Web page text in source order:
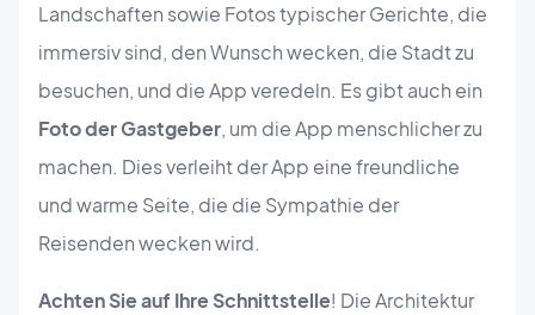
Landschaften sowie Fotos typischer Gerichte, die
immersiv sind, den Wunsch wecken, die Stadt zu
besuchen, und die App veredeln. Es gibt auch ein
Foto der Gastgeber, um die App menschlicher zu
machen. Dies verleiht der App eine freundliche
und warme Seite, die die Sympathie der
Reisenden wecken wird.
Achten Sie auf Ihre Schnittstelle! Die Architektur